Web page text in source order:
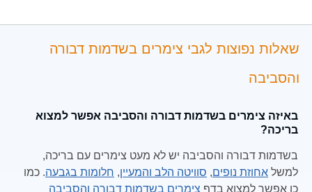
שאלות נפוצות לגבי צימרים בשדמות דבורה
והסביבה
באיזה צימרים בשדמות דבורה והסביבה אפשר למצוא
בריכה?
בשדמות דבורה והסביבה יש לא מעט צימרים עם בריכה,
למשל אחוזת נופים, סוויטה הלב והמעיין, חלומות בגבעה. כמו
כן אפשר למצוא בדף צימרים בשדמות דבורה והסביבה